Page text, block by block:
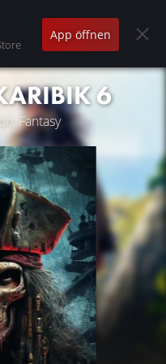
App öffnen
6
Fantasy